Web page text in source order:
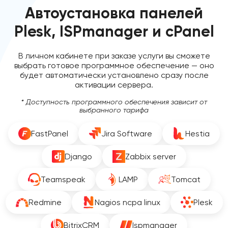
Автоустановка панелей
Plesk, ISPmanager и cPanel
В личном кабинете при заказе услуги вы сможете
выбрать готовое программное обеспечение — оно
будет автоматически установлено сразу после
активации сервера.
* Доступность программного обеспечения зависит от
выбранного тарифа
FastPanel Jira Software Hestia
Django Zabbix server
Teamspeak LAMP Tomcat
Redmine Nagios ncpa linux Plesk
BitrixCRM Ispmanager